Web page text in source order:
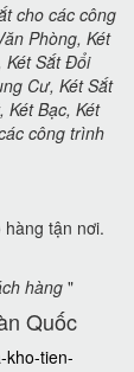
cho các công
Phòng, Két
Két Sắt Đổi
Cư, Két Sắt
Két Bạc, Két
công trình
hàng tận nơi.
hàng "
Quốc
kho-tien-